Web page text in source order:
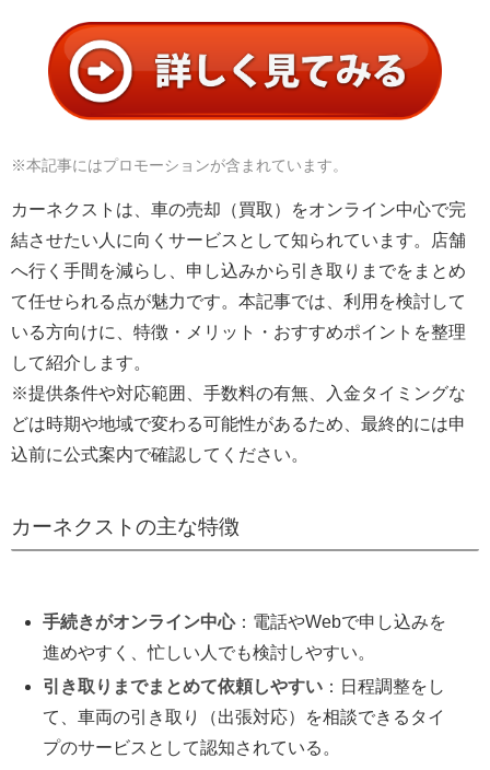
※本記事にはプロモーションが含まれています。
カーネクストは、車の売却（買取）をオンライン中心で完
結させたい人に向くサービスとして知られています。店舗
へ行く手間を減らし、申し込みから引き取りまでをまとめ
て任せられる点が魅力です。本記事では、利用を検討して
いる方向けに、特徴・メリット・おすすめポイントを整理
して紹介します。
※提供条件や対応範囲、手数料の有無、入金タイミングな
どは時期や地域で変わる可能性があるため、最終的には申
込前に公式案内で確認してください。
カーネクストの主な特徴
手続きがオンライン中心：電話やWebで申し込みを
進めやすく、忙しい人でも検討しやすい。
引き取りまでまとめて依頼しやすい ：日程調整をし
て、車両の引き取り（出張対応）を相談できるタイ
プのサービスとして認知されている。